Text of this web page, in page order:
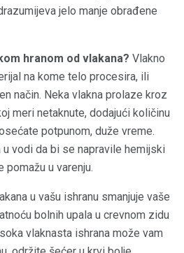
jelo manje obrađene
hranom od vlakana? Vlakno
na kome telo procesira, ili
način. Neka vlakna prolaze kroz
meri netaknute, dodajući količinu
potpunom, duže vreme.
u vodi da bi se napravile hemijski
u varenju.
u vašu ishranu smanjuje vaše
bolnih upala u crevnom zidu
vlaknasta ishrana može vam